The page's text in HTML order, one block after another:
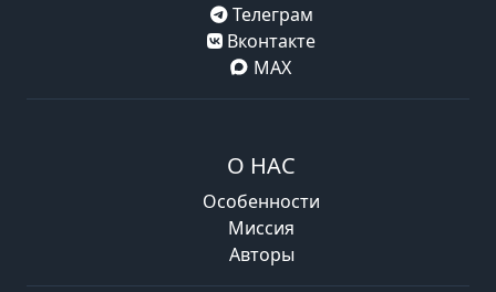
Телеграм
Вконтакте
MAX
О НАС
Особенности
Миссия
Авторы